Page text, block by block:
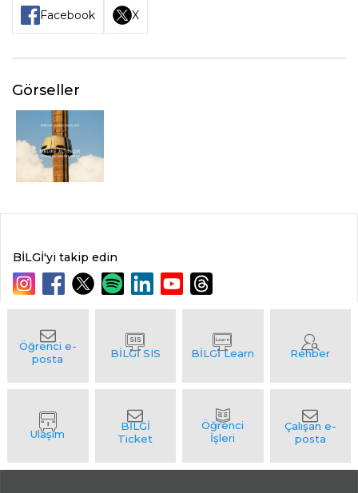
Facebook X
Görseller
BİLGİ'yi takip edin